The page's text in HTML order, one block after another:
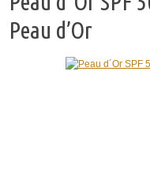
Peau d’Or